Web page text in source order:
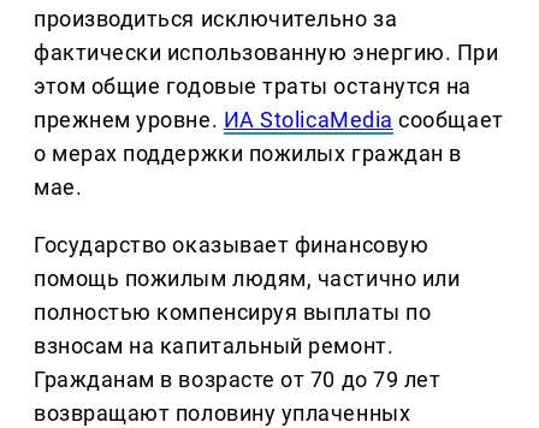
производиться исключительно за
фактически использованную энергию. При
этом общие годовые траты останутся на
прежнем уровне. ИА StolicaMedia сообщает
о мерах поддержки пожилых граждан в
мае.
Государство оказывает финансовую
помощь пожилым людям, частично или
полностью компенсируя выплаты по
взносам на капитальный ремонт.
Гражданам в возрасте от 70 до 79 лет
возвращают половину уплаченных